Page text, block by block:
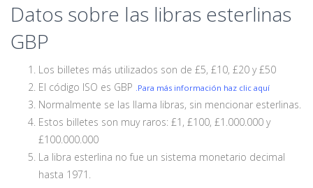
Datos sobre las libras esterlinas
GBP
Los billetes más utilizados son de £5, £10, £20 y £50
El código ISO es GBP .Para más información haz clic aquí
Normalmente se las llama libras, sin mencionar esterlinas.
Estos billetes son muy raros: £1, £100, £1.000.000 y
£100.000.000
La libra esterlina no fue un sistema monetario decimal
hasta 1971.